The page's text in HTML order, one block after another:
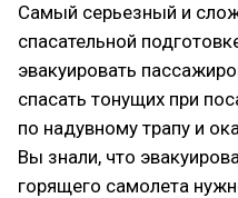
Самый серьезный и
спасательной
эвакуировать
спасать тонущих при
по надувному трапу и
Вы знали, что
горящего самолета